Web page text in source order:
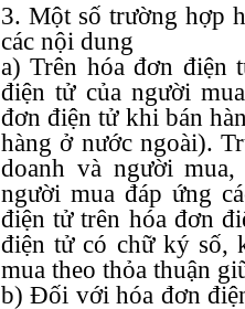
3. Một số trường hợp
các nội dung
a) Trên hóa đơn điện
điện tử của người
đơn điện tử khi bán
hàng ở nước ngoài).
doanh và người
người mua đáp ứng
điện tử trên hóa đơn
điện tử có chữ ký số,
mua theo thỏa thuận
b) Đối với hóa đơn